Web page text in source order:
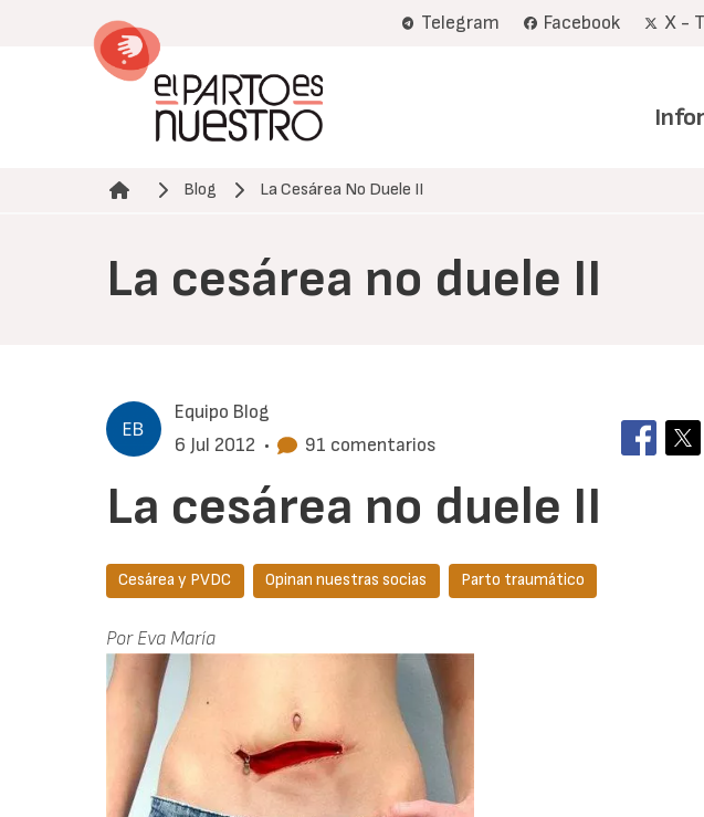
Telegram Facebook X -
Ruta de navegación
Blog La Cesárea No Duele II
La cesárea no duele II
Equipo Blog
6 Jul 2012 • 91 comentarios
La cesárea no duele II
Cesárea y PVDC Opinan nuestras socias Parto traumático
Por Eva María